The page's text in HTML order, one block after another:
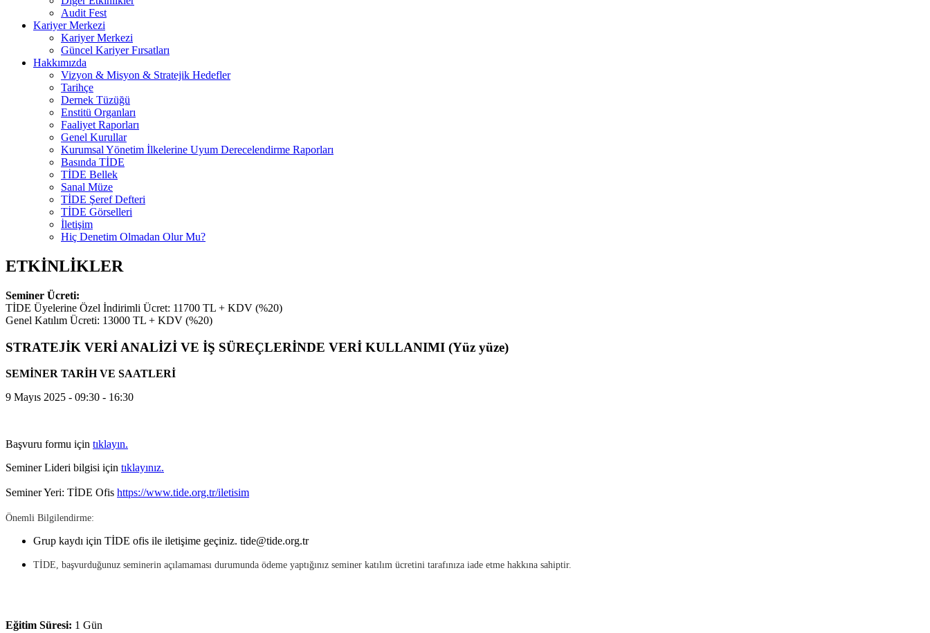
Audit Fest
Kariyer Merkezi
Kariyer Merkezi
Güncel Kariyer Fırsatları
Hakkımızda
Vizyon & Misyon & Stratejik Hedefler
Tarihçe
Dernek Tüzüğü
Enstitü Organları
Faaliyet Raporları
Genel Kurullar
Kurumsal Yönetim İlkelerine Uyum Derecelendirme Raporları
Basında TİDE
TİDE Bellek
Sanal Müze
TİDE Şeref Defteri
TİDE Görselleri
İletişim
Hiç Denetim Olmadan Olur Mu?
ETKİNLİKLER
Seminer Ücreti:
TİDE Üyelerine Özel İndirimli Ücret: 11700 TL + KDV (%20)
Genel Katılım Ücreti: 13000 TL + KDV (%20)
STRATEJİK VERİ ANALİZİ VE İŞ SÜREÇLERİNDE VERİ KULLANIMI (Yüz yüze)
SEMİNER TARİH VE SAATLERİ
9 Mayıs 2025 - 09:30 - 16:30
Başvuru formu için tıklayın.
Seminer Lideri bilgisi için tıklayınız.
Seminer Yeri: TİDE Ofis https://www.tide.org.tr/iletisim
Önemli Bilgilendirme:
Grup kaydı için TİDE ofis ile iletişime geçiniz. tide@tide.org.tr
TİDE, başvurduğunuz seminerin açılamaması durumunda ödeme yaptığınız seminer katılım ücretini tarafınıza iade etme hakkına sahiptir.
Eğitim Süresi: 1 Gün